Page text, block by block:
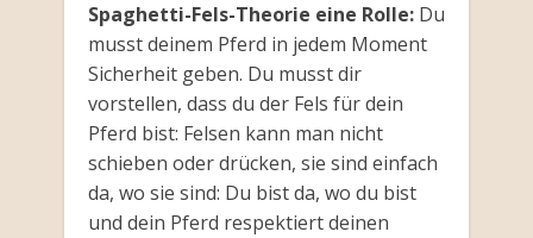
Spaghetti-Fels-Theorie eine Rolle:Du
musst deinem Pferd in jedem Moment
Sicherheit geben. Du musst dir
vorstellen, dass du der Fels für dein
Pferd bist: Felsen kann man nicht
schieben oder drücken, sie sind einfach
da, wo sie sind: Du bist da, wo du bist
und dein Pferd respektiert deinen